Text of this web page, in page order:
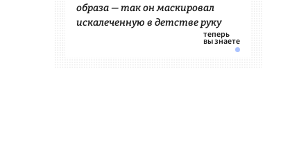
образа — так он маскировал
искалеченную в детстве руку